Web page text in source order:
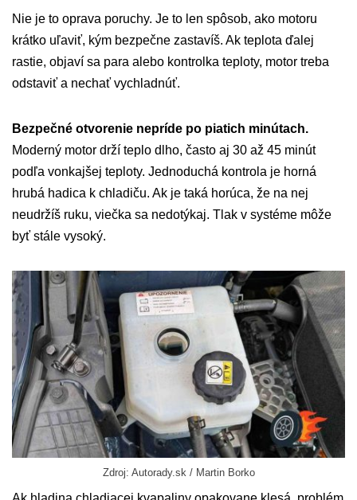
Nie je to oprava poruchy. Je to len spôsob, ako motoru
krátko uľaviť, kým bezpečne zastavíš. Ak teplota ďalej
rastie, objaví sa para alebo kontrolka teploty, motor treba
odstaviť a nechať vychladnúť.
Bezpečné otvorenie nepríde po piatich minútach.
Moderný motor drží teplo dlho, často aj 30 až 45 minút
podľa vonkajšej teploty. Jednoduchá kontrola je horná
hrubá hadica k chladiču. Ak je taká horúca, že na nej
neudržíš ruku, viečka sa nedotýkaj. Tlak v systéme môže
byť stále vysoký.
Zdroj: Autorady.sk / Martin Borko